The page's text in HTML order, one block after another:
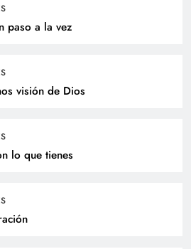
paso a la vez
visión de Dios
lo que tienes